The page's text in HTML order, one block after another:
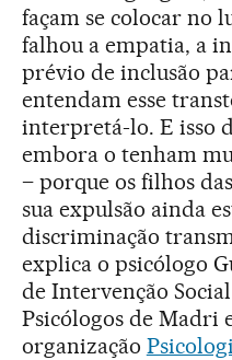
façam se colocar no
falhou a empatia, a
prévio de inclusão
entendam esse
interpretá-lo. E isso
embora o tenham
– porque os filhos
sua expulsão ainda
discriminação
explica o psicólogo
de Intervenção
Psicólogos de Madri
organização